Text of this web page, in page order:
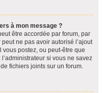
à mon message ?
être accordée par forum, par
ne pas avoir autorisé l’ajout
postez, ou peut-être que
si vous ne savez
fichiers joints sur un forum.